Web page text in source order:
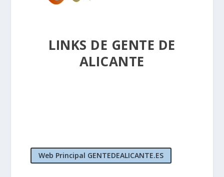
LINKS DE GENTE DE
ALICANTE
Web Principal GENTEDEALICANTE.ES